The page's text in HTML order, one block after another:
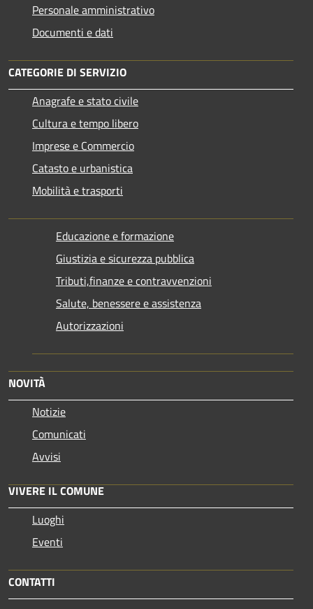
Personale amministrativo
Documenti e dati
CATEGORIE DI SERVIZIO
Anagrafe e stato civile
Cultura e tempo libero
Imprese e Commercio
Catasto e urbanistica
Mobilità e trasporti
Educazione e formazione
Giustizia e sicurezza pubblica
Tributi,finanze e contravvenzioni
Salute, benessere e assistenza
Autorizzazioni
NOVITÀ
Notizie
Comunicati
Avvisi
VIVERE IL COMUNE
Luoghi
Eventi
CONTATTI